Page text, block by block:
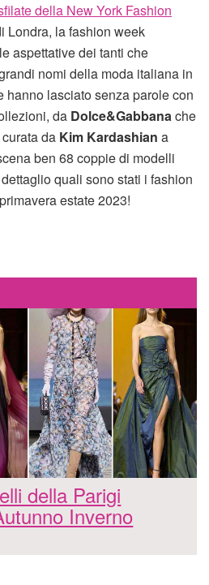
della New York Fashion
Londra, la fashion week
aspettative dei tanti che
nomi della moda italiana in
hanno lasciato senza parole con
da Dolce&Gabbanache
da Kim Kardashian a
ben 68 coppie di modelli
quali sono stati i fashion
estate 2023!
della Parigi
Inverno